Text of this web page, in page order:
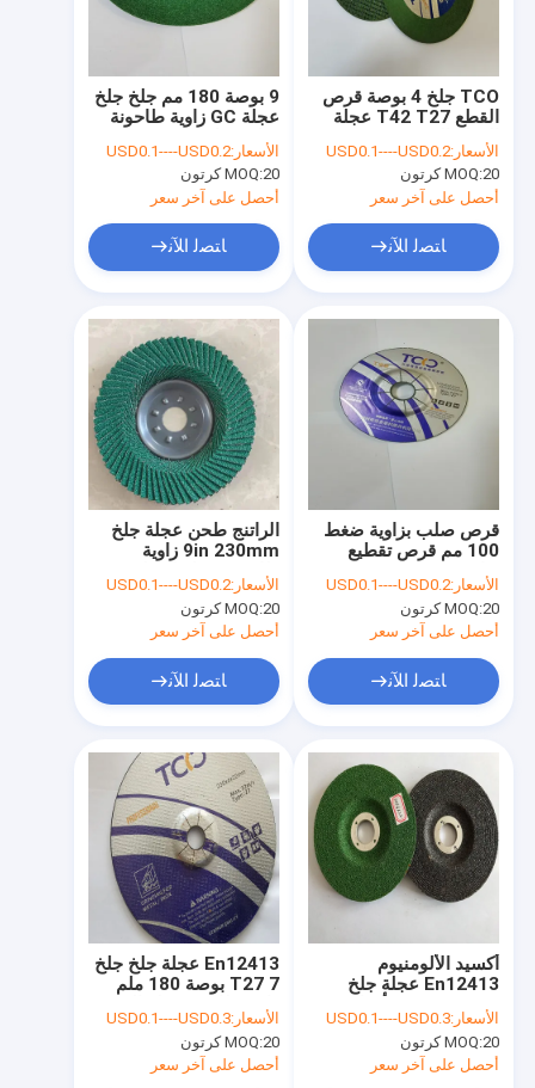
المنتجات
حول بنا
جولة في المعمل
ضبط الجودة
أخبار
9 بوصة 180 مم جلخ جلخ
عجلة GC زاوية طاحونة
قطع عجلة
الأسعار:USD0.1----USD0.2
MOQ:20 كرتون
أحصل على آخر سعر
ﺎﺘﺼﻟ ﺍﻶﻧ
TCO جلخ 4 بوصة قرص
القطع T42 T27 عجلة
القطع المعدنية
الأسعار:USD0.1----USD0.2
MOQ:20 كرتون
أحصل على آخر سعر
ﺎﺘﺼﻟ ﺍﻶﻧ
الراتنج طحن عجلة جلخ
9in 230mm زاوية
طاحونة عجلة القطع
الأسعار:USD0.1----USD0.2
MOQ:20 كرتون
أحصل على آخر سعر
ﺎﺘﺼﻟ ﺍﻶﻧ
قرص صلب بزاوية ضغط
100 مم قرص تقطيع
بزاوية Tco 4 بوصة
الأسعار:USD0.1----USD0.2
MOQ:20 كرتون
أحصل على آخر سعر
ﺎﺘﺼﻟ ﺍﻶﻧ
En12413 عجلة جلخ جلخ
T27 7 بوصة 180 ملم
زاوية طاحونة قطع القرص
الأسعار:USD0.1----USD0.3
MOQ:20 كرتون
أحصل على آخر سعر
أكسيد الألومنيوم
En12413 عجلة جلخ
قطع جلخ
الأسعار:USD0.1----USD0.3
MOQ:20 كرتون
أحصل على آخر سعر